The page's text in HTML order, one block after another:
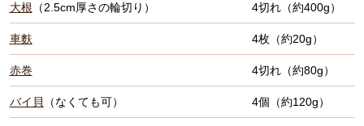
大根 （2.5cm厚さの輪切り） 4切れ（約400g）
車麩 4枚（約20g）
赤巻 4切れ（約80g）
バイ貝 （なくても可） 4個（約120g）